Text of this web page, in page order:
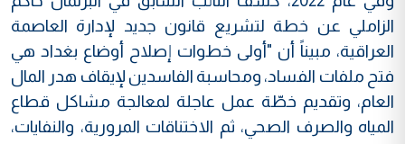
الزاملي عن خطة لتشريع قانون جديد لإدارة العاصمة
العراقية، مبيناً أن "أولى خطوات إصلاح أوضاع بغداد هي
فتح ملفات الفساد، ومحاسبة الفاسدين لإيقاف هدر المال
العام، وتقديم خطّة عمل عاجلة لمعالجة مشاكل قطاع
المياه والصرف الصحي، ثم الاختناقات المرورية، والنفايات،